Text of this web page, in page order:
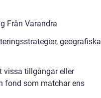
Från Varandra
geografiska
vissa tillgångar eller
fond som matchar ens